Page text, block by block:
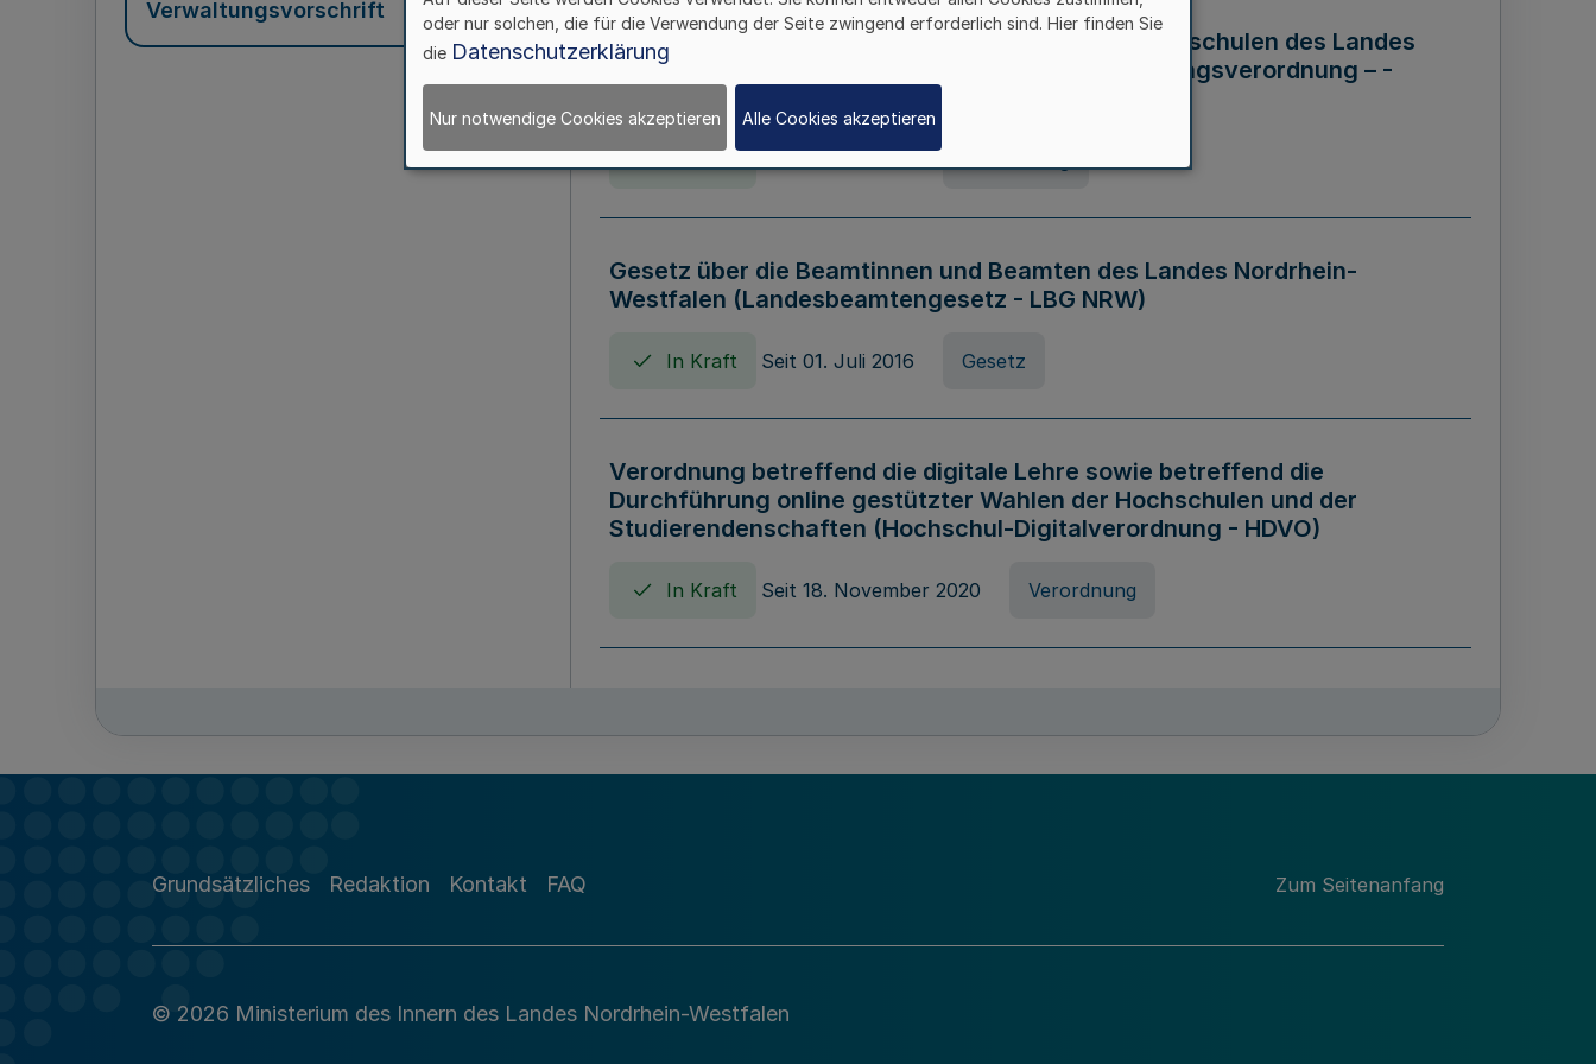
Verwaltungsvorschrift
Verordnung über die Wirtschaftsführung der Hochschulen des Landes
Nordrhein-Westfalen (Hochschulwirtschaftsführungsverordnung – -
Gesetz über die Beamtinnen und Beamten des Landes Nordrhein-
Westfalen (Landesbeamtengesetz - LBG NRW)
In Kraft Seit 01. Juli 2016 Gesetz
Verordnung betreffend die digitale Lehre sowie betreffend die
Durchführung online gestützter Wahlen der Hochschulen und der
Studierendenschaften (Hochschul-Digitalverordnung - HDVO)
In Kraft Seit 18. November 2020 Verordnung
(Hochschulabgabenverordnung - HAbg-VO)
Gesetz über die Kunsthochschulen des Landes Nordrhein-Westfalen
Grundsätzliches Redaktion Kontakt FAQ Zum Seitenanfang
© 2026 Ministerium des Innern des Landes Nordrhein-Westfalen
oder nur solchen, die für die Verwendung der Seite zwingend erforderlich sind. Hier finden Sie
die Datenschutzerklärung
Nur notwendige Cookies akzeptieren Alle Cookies akzeptieren